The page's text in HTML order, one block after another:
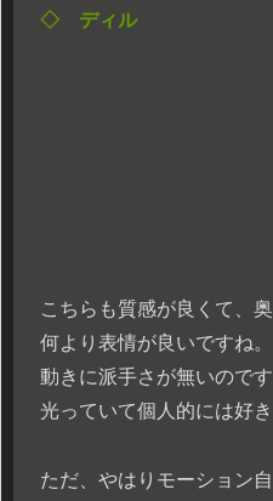
◇ ディル
こちらも質感が良くて、
何より表情が良いですね。
動きに派手さが無いので
光っていて個人的には好き
ただ、やはりモーション